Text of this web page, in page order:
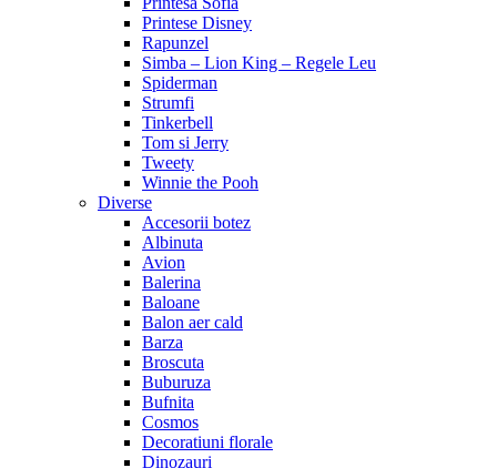
Printese Disney
Rapunzel
Simba – Lion King – Regele Leu
Spiderman
Strumfi
Tinkerbell
Tom si Jerry
Tweety
Winnie the Pooh
Diverse
Accesorii botez
Albinuta
Avion
Balerina
Baloane
Balon aer cald
Barza
Broscuta
Buburuza
Bufnita
Cosmos
Decoratiuni florale
Dinozauri